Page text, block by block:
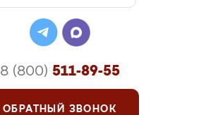
8 (800) 511-89-55
ОБРАТНЫЙ ЗВОНОК